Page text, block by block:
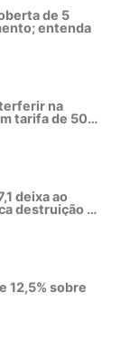
de 5
entenda
na
tarifa de 50%
deixa ao
destruição no
12,5% sobre